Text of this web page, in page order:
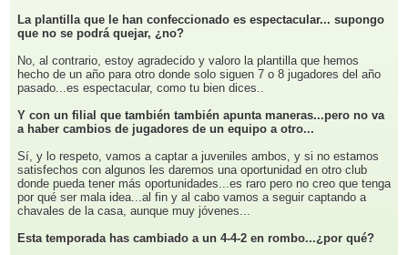
La plantilla que le han confeccionado es espectacular... supongo
que no se podrá quejar, ¿no?
No, al contrario, estoy agradecido y valoro la plantilla que hemos
hecho de un año para otro donde solo siguen 7 o 8 jugadores del año
pasado...es espectacular, como tu bien dices..
Y con un filial que también también apunta maneras...pero no va
a haber cambios de jugadores de un equipo a otro...
Sí, y lo respeto, vamos a captar a juveniles ambos, y si no estamos
satisfechos con algunos les daremos una oportunidad en otro club
donde pueda tener más oportunidades...es raro pero no creo que tenga
por qué ser mala idea...al fin y al cabo vamos a seguir captando a
chavales de la casa, aunque muy jóvenes...
Esta temporada has cambiado a un 4-4-2 en rombo...¿por qué?